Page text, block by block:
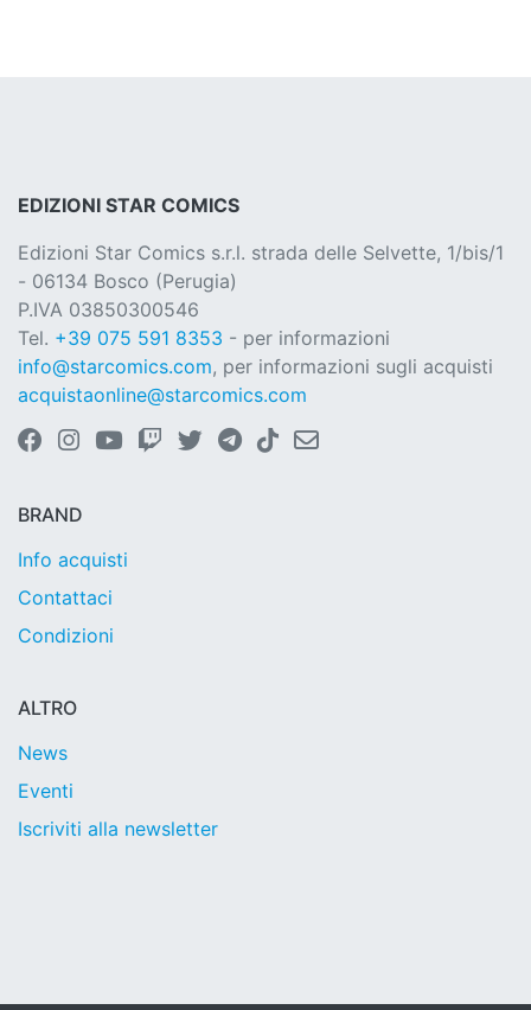
EDIZIONI STAR COMICS
Edizioni Star Comics s.r.l. strada delle Selvette, 1/bis/1
- 06134 Bosco (Perugia)
P.IVA 03850300546
Tel. +39 075 591 8353 - per informazioni
info@starcomics.com, per informazioni sugli acquisti
acquistaonline@starcomics.com
BRAND
Info acquisti
Contattaci
Condizioni
ALTRO
News
Eventi
Iscriviti alla newsletter